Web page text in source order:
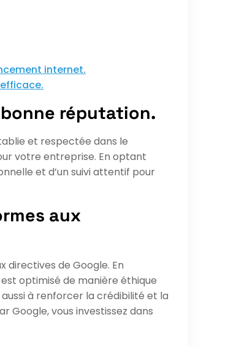
internet.
réputation.
et respectée dans le
votre entreprise. En optant
et d’un suivi attentif pour
aux
directives de Google. En
optimisé de manière éthique
à renforcer la crédibilité et la
Google, vous investissez dans